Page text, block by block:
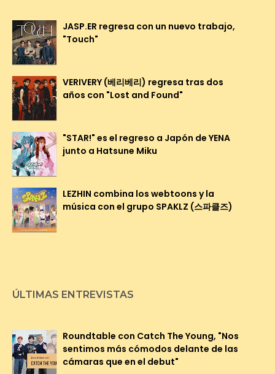
JASP.ER regresa con un nuevo trabajo,
"Touch"
VERIVERY (베리베리) regresa tras dos
años con "Lost and Found"
"STAR!" es el regreso a Japón de YENA
junto a Hatsune Miku
LEZHIN combina los webtoons y la
música con el grupo SPAKLZ (스파클즈)
ÚLTIMAS ENTREVISTAS
Roundtable con Catch The Young, "Nos
sentimos más cómodos delante de las
cámaras que en el debut"